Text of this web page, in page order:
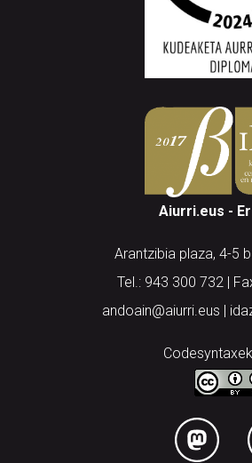
Aiurri.eus -
Arantzibia plaza, 4-5
Tel.: 943 300 732 |
andoain@aiurri.eus |